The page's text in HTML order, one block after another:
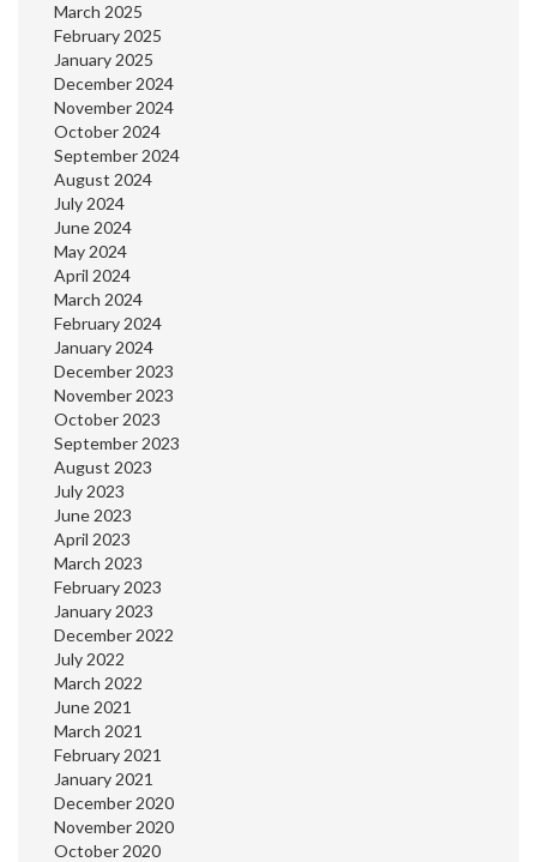
March 2025
February 2025
January 2025
December 2024
November 2024
October 2024
September 2024
August 2024
July 2024
June 2024
May 2024
April 2024
March 2024
February 2024
January 2024
December 2023
November 2023
October 2023
September 2023
August 2023
July 2023
June 2023
April 2023
March 2023
February 2023
January 2023
December 2022
July 2022
March 2022
June 2021
March 2021
February 2021
January 2021
December 2020
November 2020
October 2020